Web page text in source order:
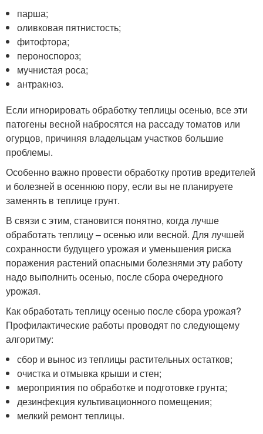
парша;
оливковая пятнистость;
фитофтора;
пероноспороз;
мучнистая роса;
антракноз.
Если игнорировать обработку теплицы осенью, все эти
патогены весной набросятся на рассаду томатов или
огурцов, причиняя владельцам участков большие
проблемы.
Особенно важно провести обработку против вредителей
и болезней в осеннюю пору, если вы не планируете
заменять в теплице грунт.
В связи с этим, становится понятно, когда лучше
обработать теплицу – осенью или весной. Для лучшей
сохранности будущего урожая и уменьшения риска
поражения растений опасными болезнями эту работу
надо выполнить осенью, после сбора очередного
урожая.
Как обработать теплицу осенью после сбора урожая?
Профилактические работы проводят по следующему
алгоритму:
сбор и вынос из теплицы растительных остатков;
очистка и отмывка крыши и стен;
мероприятия по обработке и подготовке грунта;
дезинфекция культивационного помещения;
мелкий ремонт теплицы.